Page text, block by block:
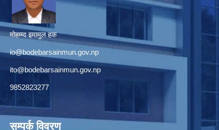
मोहम्म्द इमामुल हक
io@bodebarsainmun.gov.np
ito@bodebarsainmun.gov.np
9852823277
सम्पर्क विवरण